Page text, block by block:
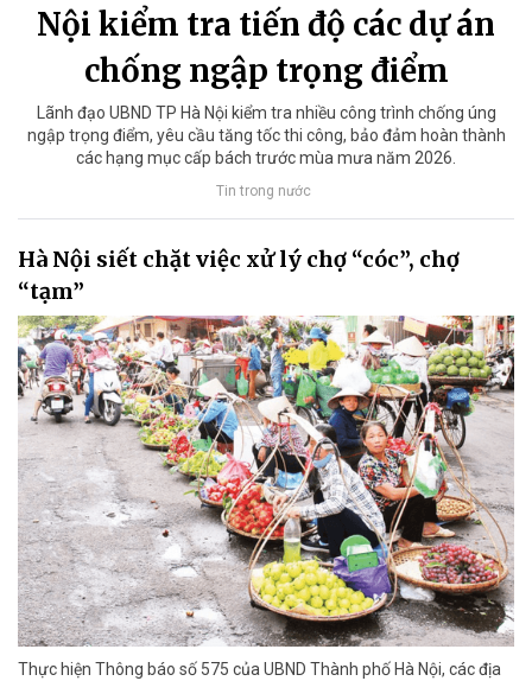
Nội kiểm tra tiến độ các dự án
chống ngập trọng điểm
Lãnh đạo UBND TP Hà Nội kiểm tra nhiều công trình chống úng
ngập trọng điểm, yêu cầu tăng tốc thi công, bảo đảm hoàn thành
các hạng mục cấp bách trước mùa mưa năm 2026.
Tin trong nước
Hà Nội siết chặt việc xử lý chợ “cóc”, chợ
“tạm”
Thực hiện Thông báo số 575 của UBND Thành phố Hà Nội, các địa